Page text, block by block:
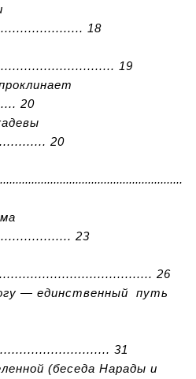
18
19
20
20
23
26
— единственный путь
31
(беседа Нарады и